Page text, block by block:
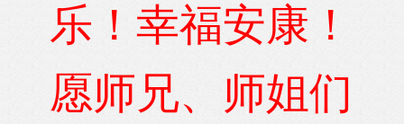
乐！幸福安康！
愿师兄、师姐们